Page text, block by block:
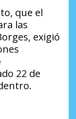
que el
las
exigió
22 de